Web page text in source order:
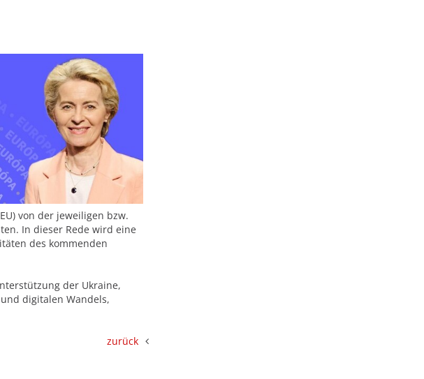
von der jeweiligen bzw.
In dieser Rede wird eine
des kommenden
der Ukraine,
digitalen Wandels,
zurück